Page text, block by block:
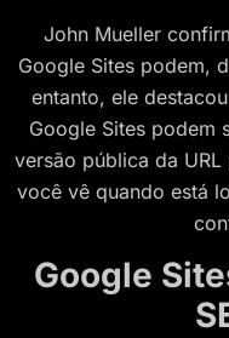
John Mueller
Google Sites podem,
entanto, ele
Google Sites podem
versão pública da
você vê quando está
Google